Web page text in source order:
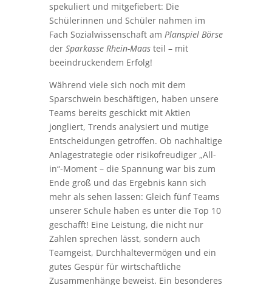
spekuliert und mitgefiebert: Die
Schülerinnen und Schüler nahmen im
Fach Sozialwissenschaft am Planspiel Börse
der Sparkasse Rhein-Maasteil – mit
beeindruckendem Erfolg!
Während viele sich noch mit dem
Sparschwein beschäftigen, haben unsere
Teams bereits geschickt mit Aktien
jongliert, Trends analysiert und mutige
Entscheidungen getroffen. Ob nachhaltige
Anlagestrategie oder risikofreudiger „All-
in“-Moment – die Spannung war bis zum
Ende groß und das Ergebnis kann sich
mehr als sehen lassen: Gleich fünf Teams
unserer Schule haben es unter die Top 10
geschafft! Eine Leistung, die nicht nur
Zahlen sprechen lässt, sondern auch
Teamgeist, Durchhaltevermögen und ein
gutes Gespür für wirtschaftliche
Zusammenhänge beweist. Ein besonderes